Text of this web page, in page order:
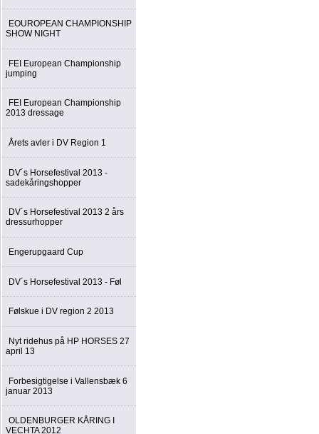
EOUROPEAN CHAMPIONSHIP
SHOW NIGHT
FEI European Championship
jumping
FEI European Championship
2013 dressage
Årets avler i DV Region 1
DV´s Horsefestival 2013 -
sadekåringshopper
DV´s Horsefestival 2013 2 års
dressurhopper
Engerupgaard Cup
DV´s Horsefestival 2013 - Føl
Følskue i DV region 2 2013
Nyt ridehus på HP HORSES 27
april 13
Forbesigtigelse i Vallensbæk 6
januar 2013
OLDENBURGER KÅRING I
VECHTA 2012